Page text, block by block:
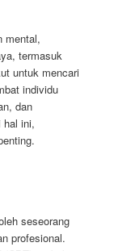
mental,
termasuk
untuk mencari
individu
dan
hal ini,
seseorang
profesional.